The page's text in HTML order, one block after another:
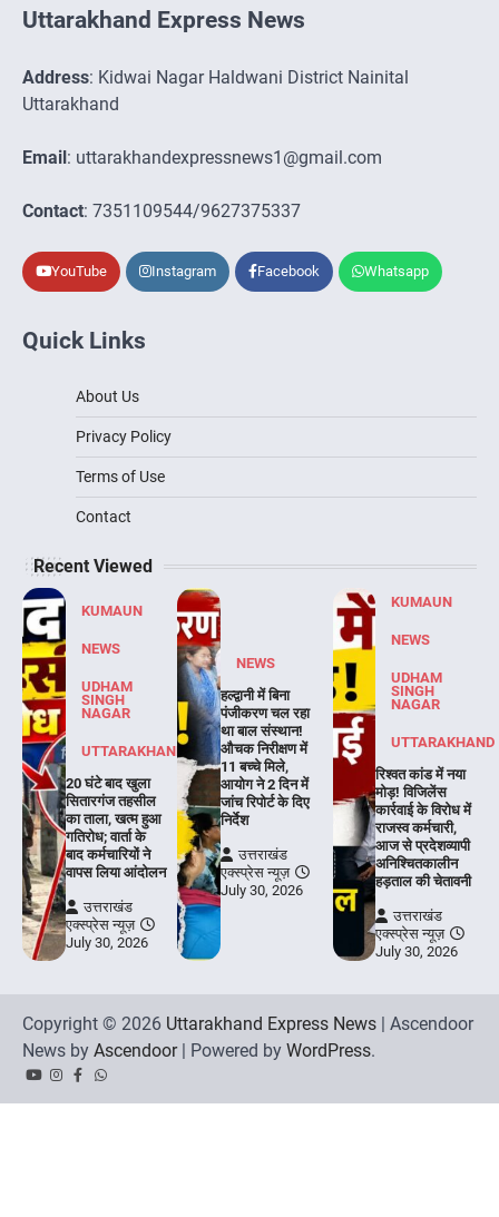
Uttarakhand Express News
Address: Kidwai Nagar Haldwani District Nainital
Uttarakhand
Email: uttarakhandexpressnews1@gmail.com
Contact: 7351109544/9627375337
YouTube Instagram Facebook Whatsapp
Quick Links
About Us
Privacy Policy
Terms of Use
Contact
Recent Viewed
KUMAUN
NEWS
UDHAM
SINGH
NAGAR
UTTARAKHAND
20 घंटे बाद खुला
सितारगंज तहसील
का ताला, खत्म हुआ
गतिरोध; वार्ता के
बाद कर्मचारियों ने
वापस लिया आंदोलन
उत्तराखंड
एक्स्प्रेस न्यूज़
July 30, 2026
NEWS
हल्द्वानी में बिना
पंजीकरण चल रहा
था बाल संस्थान!
औचक निरीक्षण में
11 बच्चे मिले,
आयोग ने 2 दिन में
जांच रिपोर्ट के दिए
निर्देश
उत्तराखंड
एक्स्प्रेस न्यूज़
July 30, 2026
KUMAUN
NEWS
UDHAM
SINGH
NAGAR
UTTARAKHAND
रिश्वत कांड में नया
मोड़! विजिलेंस
कार्रवाई के विरोध में
राजस्व कर्मचारी,
आज से प्रदेशव्यापी
अनिश्चितकालीन
हड़ताल की चेतावनी
उत्तराखंड
एक्स्प्रेस न्यूज़
July 30, 2026
Copyright © 2026 Uttarakhand Express News | Ascendoor
News by Ascendoor| Powered by WordPress.
YouTubeInstagram
Facebook
Whatsapp